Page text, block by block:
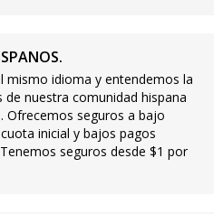
mismo idioma y entendemos la
de nuestra comunidad hispana
Ofrecemos seguros a bajo
inicial y bajos pagos
seguros desde $1 por